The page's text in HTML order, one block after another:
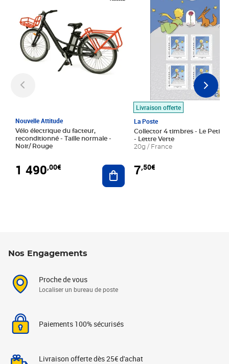
Nouvelle Attitude
Vélo électrique du facteur,
reconditionné - Taille normale -
Noir/ Rouge
1 490,00€ Ajouter au panier
Livraison offerte
La Poste
Collector 4 timbres - Le Petit
- Lettre Verte
20g / France
7,50€
Nos Engagements
Proche de vous
Localiser un bureau de poste
Paiements 100% sécurisés
Livraison offerte dès 25€ d'achat